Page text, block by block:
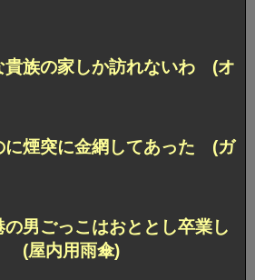
貴族の家しか訪れないわ (オ
に煙突に金網してあった (ガ
男ごっこはおととし卒業し
(屋内用雨傘)